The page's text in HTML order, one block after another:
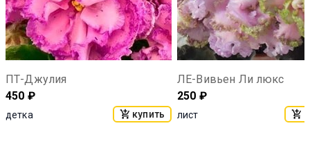
ПТ-Джулия
450 ₽
детка купить
ЛЕ-Вивьен Ли люкс
250 ₽
лист